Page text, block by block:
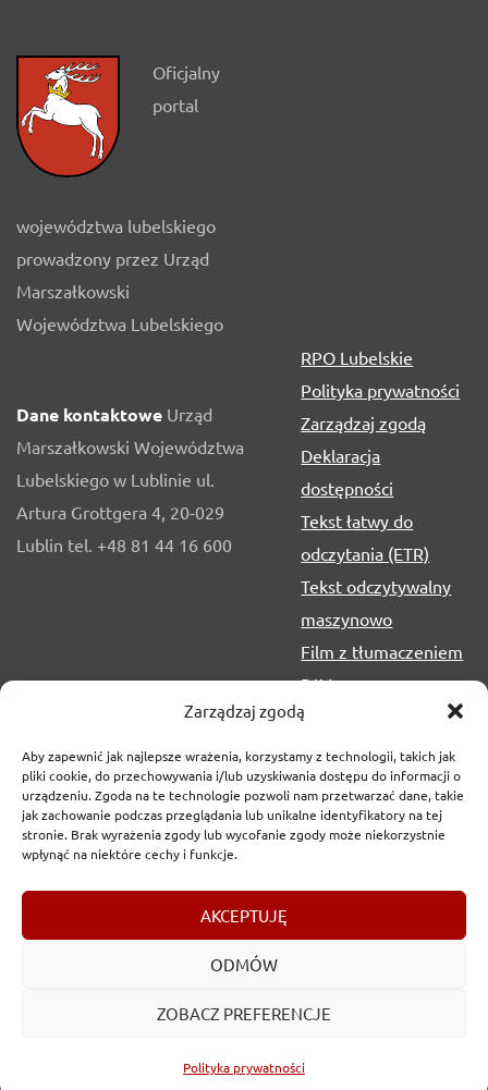
Zarządzaj zgodą
Aby zapewnić jak najlepsze wrażenia, korzystamy z technologii, takich jak
pliki cookie, do przechowywania i/lub uzyskiwania dostępu do informacji o
urządzeniu. Zgoda na te technologie pozwoli nam przetwarzać dane, takie
jak zachowanie podczas przeglądania lub unikalne identyfikatory na tej
stronie. Brak wyrażenia zgody lub wycofanie zgody może niekorzystnie
wpłynąć na niektóre cechy i funkcje.
AKCEPTUJĘ
ODMÓW
ZOBACZ PREFERENCJE
Polityka prywatności
Oficjalny
portal
województwa lubelskiego
prowadzony przez Urząd
Marszałkowski
Województwa Lubelskiego
Dane kontaktowe Urząd
Marszałkowski Województwa
Lubelskiego w Lublinie ul.
Artura Grottgera 4, 20-029
Lublin tel. +48 81 44 16 600
RPO Lubelskie
Polityka prywatności
Zarządzaj zgodą
Deklaracja
dostępności
Tekst łatwy do
odczytania (ETR)
Tekst odczytywalny
maszynowo
Film z tłumaczeniem
PJM
2017-2026 © Urząd Marszałkowski Województwa
Lubelskiego w Lublinie